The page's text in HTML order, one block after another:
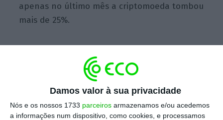
Damos valor à sua privacidade
Nós e os nossos 1733 parceiros armazenamos e/ou acedemos
a informações num dispositivo, como cookies, e processamos
apenas no último mês a criptomoeda tombou
mais de 25%.
Bitcoin em mínimos de outubro de